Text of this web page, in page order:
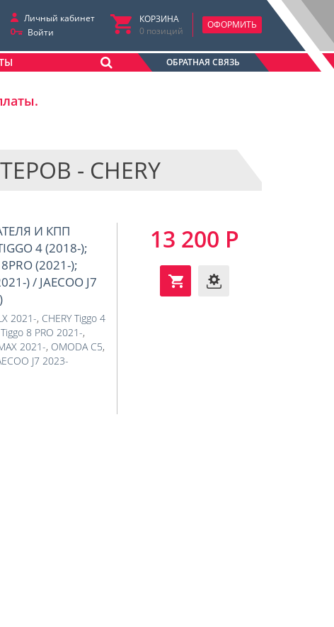
Личный кабинет
Войти
КОРЗИНА
0 позиций
ОФОРМИТЬ
ОБРАТНАЯ СВЯЗЬ
- CHERY
И КПП
4 (2018-);
(2021-);
) / JAECOO J7
2021-, CHERY Tiggo 4
Tiggo 8 PRO 2021-,
2021-, OMODA C5,
J7 2023-
13 200 Р